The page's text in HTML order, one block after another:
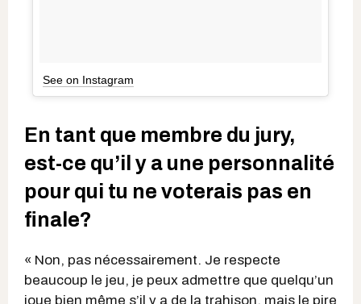
See on Instagram
En tant que membre du jury,
est-ce qu’il y a une personnalité
pour qui tu ne voterais pas en
finale?
« Non, pas nécessairement. Je respecte
beaucoup le jeu, je peux admettre que quelqu’un
joue bien même s’il y a de la trahison, mais le pire